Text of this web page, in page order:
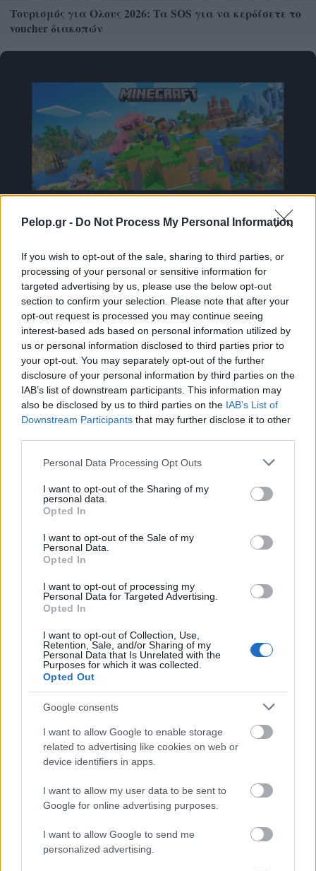
Pelop.gr - Do Not Process My Personal Information
If you wish to opt-out of the sale, sharing to third parties, or
processing of your personal or sensitive information for
targeted advertising by us, please use the below opt-out
section to confirm your selection. Please note that after your
opt-out request is processed you may continue seeing
interest-based ads based on personal information utilized by
us or personal information disclosed to third parties prior to
your opt-out. You may separately opt-out of the further
disclosure of your personal information by third parties on the
IAB’s list of downstream participants. This information may
also be disclosed by us to third parties on the IAB’s List of
Downstream Participants that may further disclose it to other
Please note that this website/app uses one or more Google
not limited to your visit or usage behaviour. You may click to
grant or deny consent to Google and its third-party tags to
use your data for below specified purposes in below Google
consent section.
Personal Data Processing Opt Outs
I want to opt-out of the Sharing of my
personal data.
Opted In
I want to opt-out of the Sale of my
Personal Data.
Opted In
I want to opt-out of processing my
Personal Data for Targeted Advertising.
Opted In
I want to opt-out of Collection, Use,
Retention, Sale, and/or Sharing of my
Personal Data that Is Unrelated with the
Purposes for which it was collected.
Opted Out
Google consents
I want to allow Google to enable storage
related to advertising like cookies on web or
device identifiers in apps.
I want to allow my user data to be sent to
Google for online advertising purposes.
I want to allow Google to send me
personalized advertising.
Τουρισμός για Ολους 2026: Τα SOS για να κερδίσετε το
voucher διακοπών
έχετε ξαναδεί
«Θερινό Σινεμά – Μαζί για την Ψυχική Υγεία» από
τον Σ.Ο.Ψ.Υ Πάτρας
Δεν ανοίγει η μπάρα στα διόδια με το e-pass ενώ έχει